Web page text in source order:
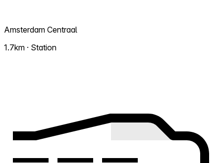
Amsterdam Centraal
1.7km · Station